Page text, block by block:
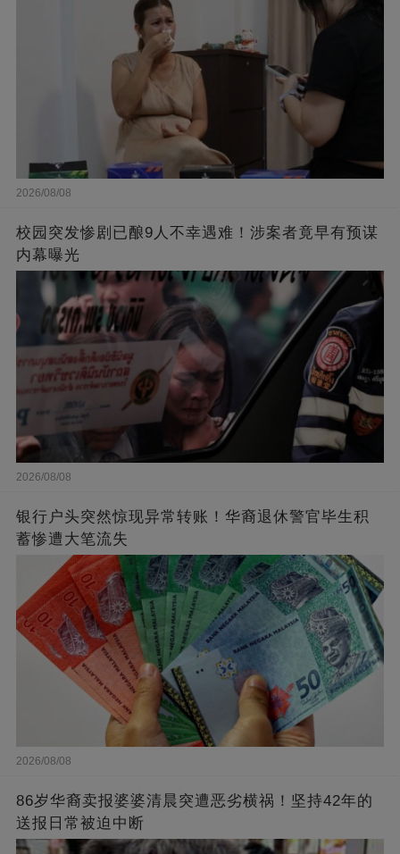
2026/08/08
校园突发惨剧已酿9人不幸遇难！涉案者竟早有预谋
内幕曝光
2026/08/08
银行户头突然惊现异常转账！华裔退休警官毕生积
蓄惨遭大笔流失
2026/08/08
86岁华裔卖报婆婆清晨突遭恶劣横祸！坚持42年的
送报日常被迫中断